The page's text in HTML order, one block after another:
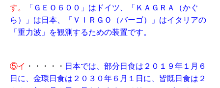
す。
「ＧＥＯ６００」はドイツ、「ＫＡＧＲＡ（かぐ
ら）」は日本、「ＶＩＲＧＯ（バーゴ）」はイタリアの
「重力波」を観測するための装置です。
⑤イ ・・・・・ 日本では、部分日食は２０１９年１月６
日に、金環日食は２０３０年６月１日に、皆既日食は２